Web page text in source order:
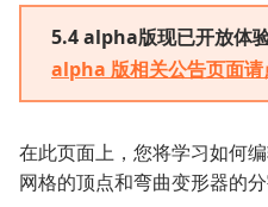
5.4 alpha版现已开放体
alpha 版相关公告页面请
在此页面上，您将学习如何
网格的顶点和弯曲变形器的分